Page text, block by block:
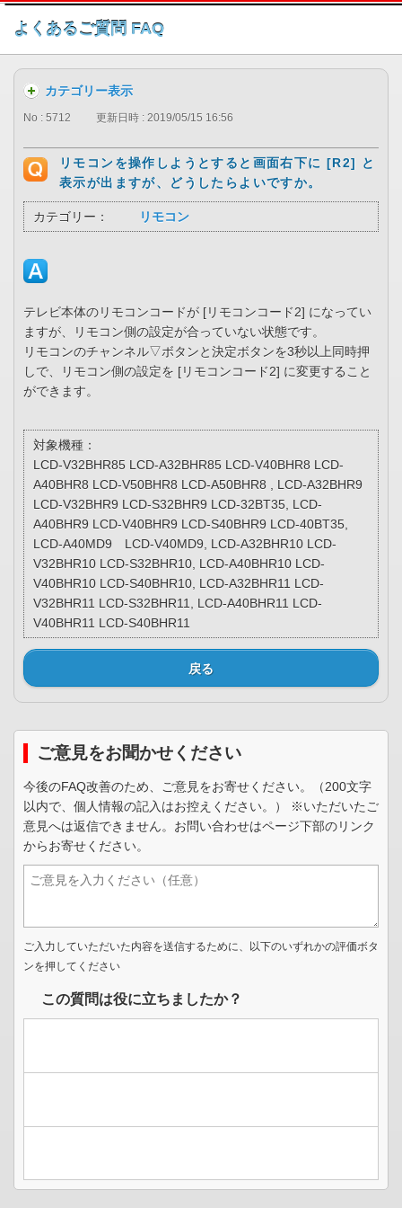
このページの本文へ
よくあるご質問 FAQ
カテゴリー表示
No : 5712 更新日時 : 2019/05/15 16:56
リモコンを操作しようとすると画面右下に [R2] と
表示が出ますが、どうしたらよいですか。
カテゴリー： リモコン
テレビ本体のリモコンコードが [リモコンコード2] になってい
ますが、リモコン側の設定が合っていない状態です。
リモコンのチャンネル▽ボタンと決定ボタンを3秒以上同時押
しで、リモコン側の設定を [リモコンコード2] に変更すること
ができます。
対象機種：
LCD-V32BHR85 LCD-A32BHR85 LCD-V40BHR8 LCD-
A40BHR8 LCD-V50BHR8 LCD-A50BHR8 , LCD-A32BHR9
LCD-V32BHR9 LCD-S32BHR9 LCD-32BT35, LCD-
A40BHR9 LCD-V40BHR9 LCD-S40BHR9 LCD-40BT35,
LCD-A40MD9 LCD-V40MD9, LCD-A32BHR10 LCD-
V32BHR10 LCD-S32BHR10, LCD-A40BHR10 LCD-
V40BHR10 LCD-S40BHR10, LCD-A32BHR11 LCD-
V32BHR11 LCD-S32BHR11, LCD-A40BHR11 LCD-
V40BHR11 LCD-S40BHR11
戻る
ご意見をお聞かせください
今後のFAQ改善のため、ご意見をお寄せください。（200文字
以内で、個人情報の記入はお控えください。） ※いただいたご
意見へは返信できません。お問い合わせはページ下部のリンク
からお寄せください。
ご入力していただいた内容を送信するために、以下のいずれかの評価ボタ
ンを押してください
この質問は役に立ちましたか？